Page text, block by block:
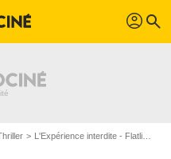
profil search
L'Expérience interdite - Flatliners